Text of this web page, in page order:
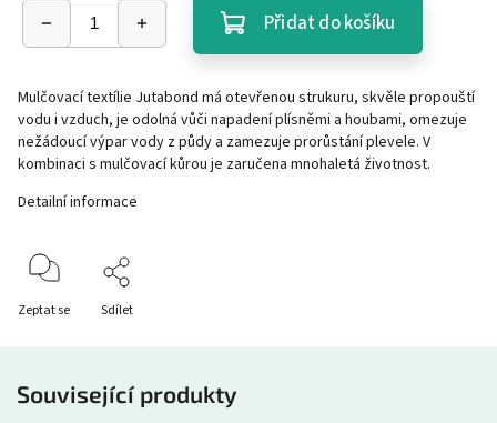
Přidat do košíku
Mulčovací textílie Jutabond má otevřenou strukuru, skvěle propouští
vodu i vzduch, je odolná vůči napadení plísněmi a houbami, omezuje
nežádoucí výpar vody z půdy a zamezuje prorůstání plevele. V
kombinaci s mulčovací kůrou je zaručena mnohaletá životnost.
Detailní informace
Zeptat se Sdílet
Související produkty